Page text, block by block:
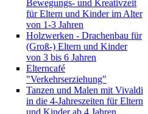
Bewegungs- und Kreativzeit
für Eltern und Kinder im Alter
von 1-3 Jahren
Holzwerken - Drachenbau für
(Groß-) Eltern und Kinder
von 3 bis 6 Jahren
Elterncafé
"Verkehrserziehung"
Tanzen und Malen mit Vivaldi
in die 4-Jahreszeiten für Eltern
und Kinder ab 4 Jahren